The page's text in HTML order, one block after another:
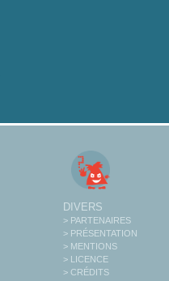
DIVERS
> PARTENAIRES
> PRÉSENTATION
> MENTIONS
> LICENCE
> CRÉDITS